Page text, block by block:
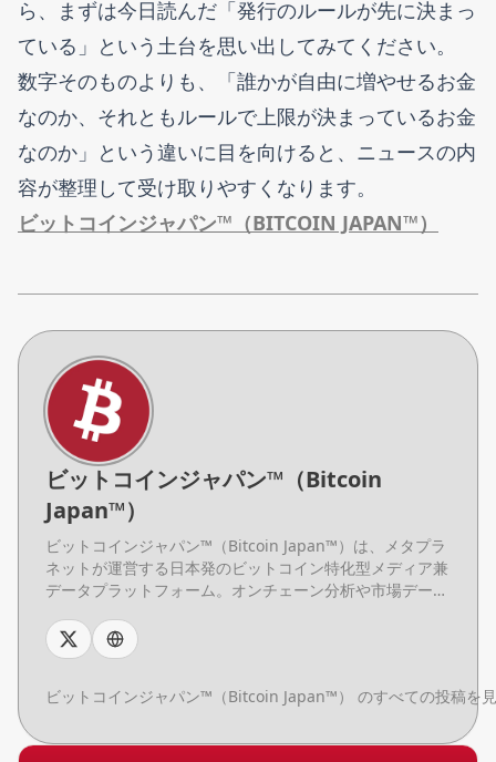
ら、まずは今日読んだ「発行のルールが先に決まっ
ている」という土台を思い出してみてください。
数字そのものよりも、「誰かが自由に増やせるお金
なのか、それともルールで上限が決まっているお金
なのか」という違いに目を向けると、ニュースの内
容が整理して受け取りやすくなります。
ビットコインジャパン™（BITCOIN JAPAN™）
ビットコインジャパン™（Bitcoin
Japan™）
ビットコインジャパン™（Bitcoin Japan™）は、メタプラ
ネットが運営する日本発のビットコイン特化型メディア兼
データプラットフォーム。オンチェーン分析や市場デー
ロまで幅広い読者に向けて、ビットコインデータの理解と
活用を支援する。
ビットコインジャパン™（Bitcoin Japan™） のすべての投稿を